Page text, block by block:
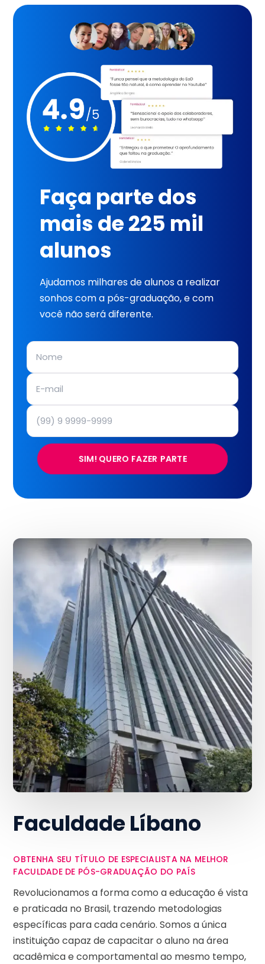
Faça parte dos
mais de 225 mil
alunos
Ajudamos milhares de alunos a realizar
sonhos com a pós-graduação, e com
você não será diferente.
SIM! QUERO FAZER PARTE
Faculdade Líbano
OBTENHA SEU TÍTULO DE ESPECIALISTA NA MELHOR
FACULDADE DE PÓS-GRADUAÇÃO DO PAÍS
Revolucionamos a forma como a educação é vista
e praticada no Brasil, trazendo metodologias
específicas para cada cenário. Somos a única
instituição capaz de capacitar o aluno na área
acadêmica e comportamental ao mesmo tempo,